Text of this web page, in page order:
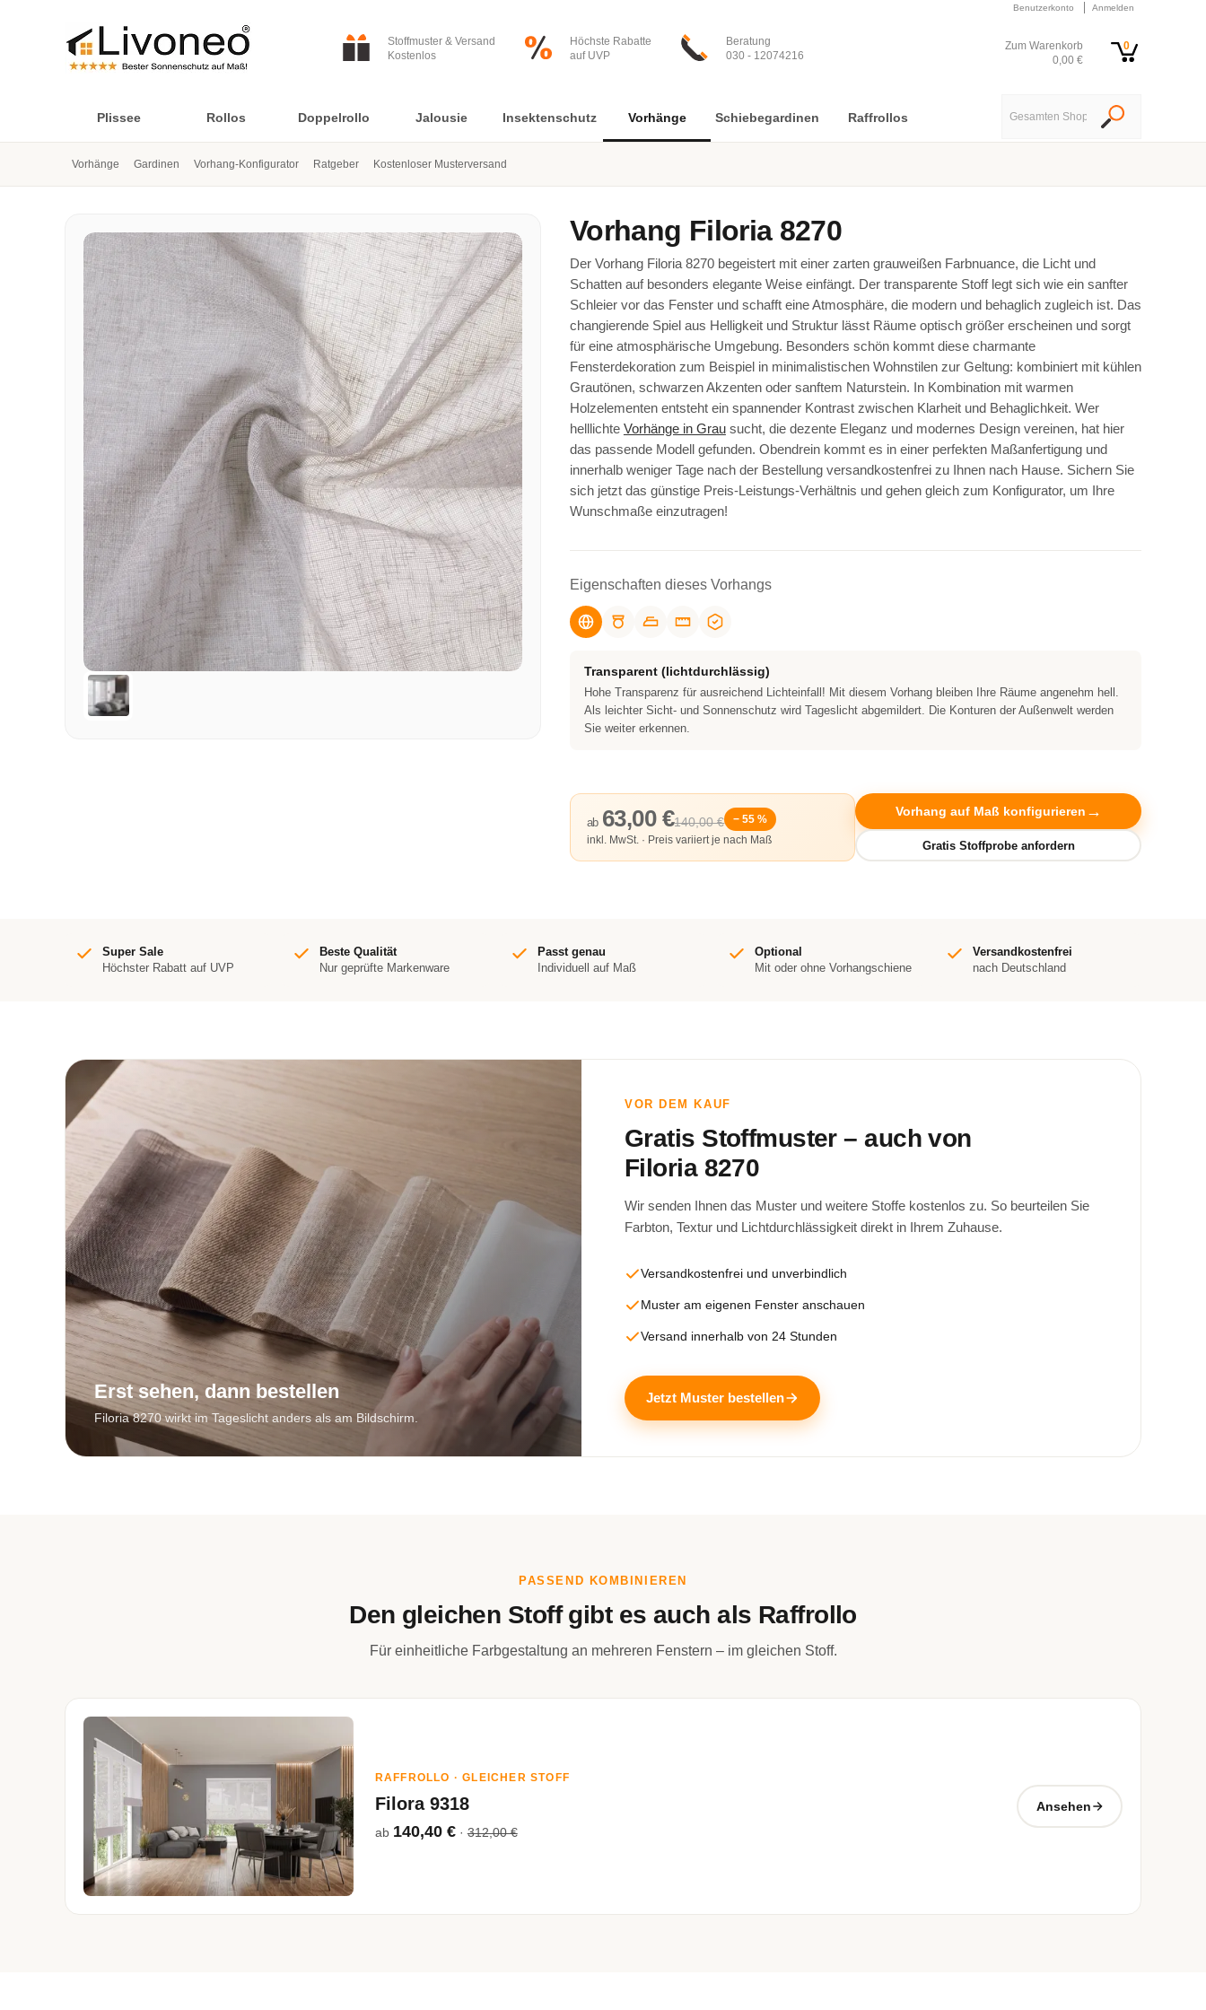
Benutzerkonto Anmelden
Stoffmuster & Versand
Kostenlos
Höchste Rabatte
auf UVP
Beratung
030 - 12074216
Zum Warenkorb
0,00 €
0
Plissee Rollos Doppelrollo Jalousie Insektenschutz Vorhänge
Vorhänge Gardinen Vorhang-Konfigurator Ratgeber Kostenloser Musterversand
Schiebegardinen Raffrollos
Vorhang Filoria 8270
Der Vorhang Filoria 8270 begeistert mit einer zarten grauweißen Farbnuance, die Licht und
Schatten auf besonders elegante Weise einfängt. Der transparente Stoff legt sich wie ein sanfter
Schleier vor das Fenster und schafft eine Atmosphäre, die modern und behaglich zugleich ist. Das
changierende Spiel aus Helligkeit und Struktur lässt Räume optisch größer erscheinen und sorgt
für eine atmosphärische Umgebung. Besonders schön kommt diese charmante
Fensterdekoration zum Beispiel in minimalistischen Wohnstilen zur Geltung: kombiniert mit kühlen
Grautönen, schwarzen Akzenten oder sanftem Naturstein. In Kombination mit warmen
Holzelementen entsteht ein spannender Kontrast zwischen Klarheit und Behaglichkeit. Wer
helllichte Vorhänge in Grausucht, die dezente Eleganz und modernes Design vereinen, hat hier
das passende Modell gefunden. Obendrein kommt es in einer perfekten Maßanfertigung und
innerhalb weniger Tage nach der Bestellung versandkostenfrei zu Ihnen nach Hause. Sichern Sie
sich jetzt das günstige Preis-Leistungs-Verhältnis und gehen gleich zum Konfigurator, um Ihre
Wunschmaße einzutragen!
Eigenschaften dieses Vorhangs
Transparent (lichtdurchlässig)
Hohe Transparenz für ausreichend Lichteinfall! Mit diesem Vorhang bleiben Ihre Räume angenehm hell.
Als leichter Sicht- und Sonnenschutz wird Tageslicht abgemildert. Die Konturen der Außenwelt werden
Sie weiter erkennen.
140,00 €
ab 63,00 €
− 55 %
inkl. MwSt. · Preis variiert je nach Maß
Vorhang auf Maß konfigurieren
Super Sale
Höchster Rabatt auf UVP
Beste Qualität
Nur geprüfte Markenware
Passt genau
Individuell auf Maß
Optional
Mit oder ohne Vorhangschiene
Versandkostenfrei
nach Deutschland
Erst sehen, dann bestellen
Filoria 8270 wirkt im Tageslicht anders als am Bildschirm.
VOR DEM KAUF
Gratis Stoffmuster – auch von
Filoria 8270
Wir senden Ihnen das Muster und weitere Stoffe kostenlos zu. So beurteilen Sie
Farbton, Textur und Lichtdurchlässigkeit direkt in Ihrem Zuhause.
Versandkostenfrei und unverbindlich
Muster am eigenen Fenster anschauen
Versand innerhalb von 24 Stunden
Jetzt Muster bestellen
PASSEND KOMBINIEREN
Den gleichen Stoff gibt es auch als Raffrollo
Für einheitliche Farbgestaltung an mehreren Fenstern – im gleichen Stoff.
RAFFROLLO · GLEICHER STOFF
Filora 9318
ab 140,40 €·312,00 €
Ansehen